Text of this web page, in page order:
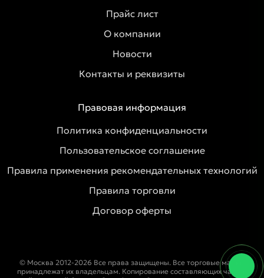
Прайс лист
О компании
Новости
Контакты и реквизиты
Правовая информация
Политика конфиденциальности
Пользовательское соглашение
Правила применения рекомендательных технологий
Правила торговли
Договор оферты
© Москва 2012-2026 Все права защищены. Все торговые марки
принадлежат их владельцам. Копирование составляющих частей